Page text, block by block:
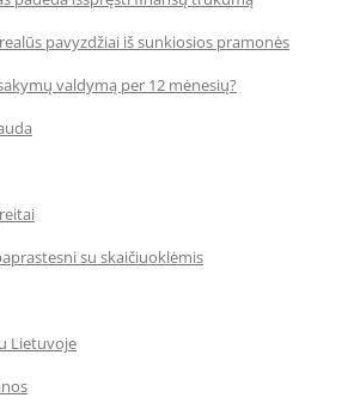
pavyzdžiai iš sunkiosios pramonės
valdymą per 12 mėnesių?
su skaičiuoklėmis
Lietuvoje